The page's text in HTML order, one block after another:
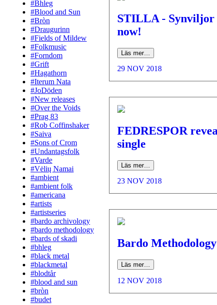
#Bhleg
#Blood and Sun
#Bròn
#Draugurinn
#Fields of Mildew
#Folkmusic
#Forndom
#Grift
#Hagathorn
#Iterum Nata
#JoDöden
#New releases
#Over the Voids
#Prag 83
#Rob Coffinshaker
#Saiva
#Sons of Crom
#Undantagsfolk
#Varde
#Vėlių Namai
#ambient
#ambient folk
#americana
#artists
#artistseries
#bardo archivology
#bardo methodology
#bards of skadi
#bhleg
#black metal
#blackmetal
#blodtår
#blood and sun
#bròn
#budet
STILLA - Synviljor
now!
Läs mer…
29 NOV 2018
FEDRESPOR
single
Läs mer…
23 NOV 2018
Bardo
Läs mer…
12 NOV 2018